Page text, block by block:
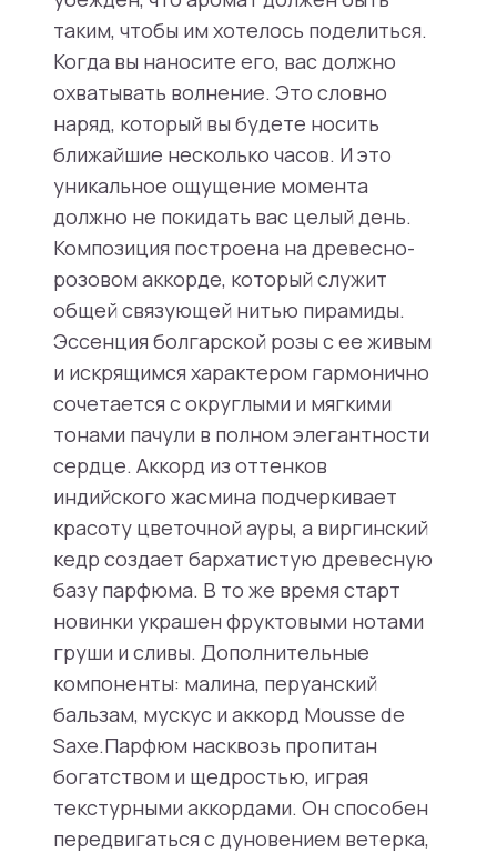
таким, чтобы им хотелось поделиться.
Когда вы наносите его, вас должно
охватывать волнение. Это словно
наряд, который вы будете носить
ближайшие несколько часов. И это
уникальное ощущение момента
должно не покидать вас целый день.
Композиция построена на древесно-
розовом аккорде, который служит
общей связующей нитью пирамиды.
Эссенция болгарской розы с ее живым
и искрящимся характером гармонично
сочетается с округлыми и мягкими
тонами пачули в полном элегантности
сердце. Аккорд из оттенков
индийского жасмина подчеркивает
красоту цветочной ауры, а виргинский
кедр создает бархатистую древесную
базу парфюма. В то же время старт
новинки украшен фруктовыми нотами
груши и сливы. Дополнительные
компоненты: малина, перуанский
бальзам, мускус и аккорд Mousse de
Saxe.Парфюм насквозь пропитан
богатством и щедростью, играя
текстурными аккордами. Он способен
передвигаться с дуновением ветерка,